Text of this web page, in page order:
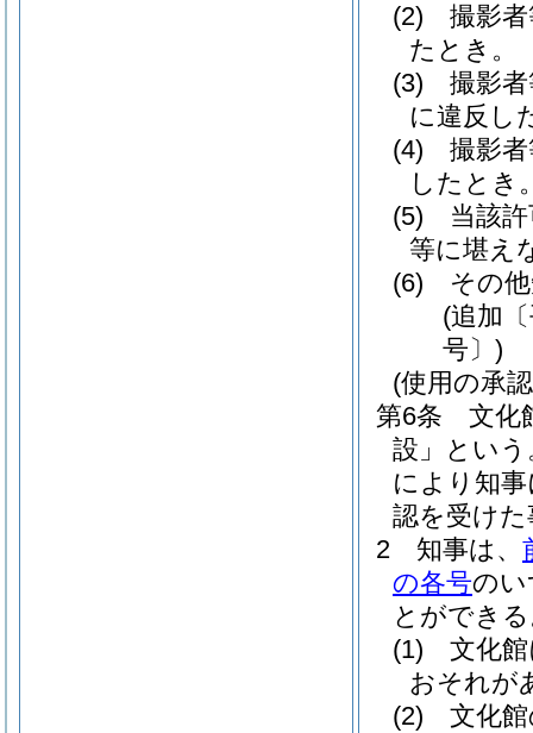
(2)
撮影
たとき。
(3)
撮影
に違反し
(4)
撮影
したとき
(5)
当該
等に堪え
(6)
その
(追加
号〕)
(使用の承
第6条
文化
設」という
により知
認を受け
2
知事は、
の各号のい
とができ
(1)
文化
おそれが
(2)
文化